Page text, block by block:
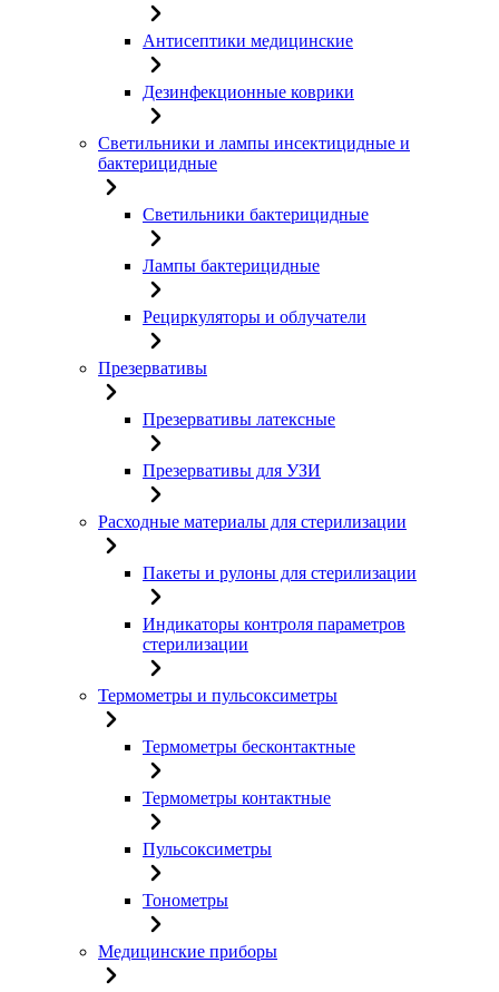
Антисептики медицинские
Дезинфекционные коврики
Светильники и лампы инсектицидные и
бактерицидные
Светильники бактерицидные
Лампы бактерицидные
Рециркуляторы и облучатели
Презервативы
Презервативы латексные
Презервативы для УЗИ
Расходные материалы для стерилизации
Пакеты и рулоны для стерилизации
Индикаторы контроля параметров
стерилизации
Термометры и пульсоксиметры
Термометры бесконтактные
Термометры контактные
Пульсоксиметры
Тонометры
Медицинские приборы